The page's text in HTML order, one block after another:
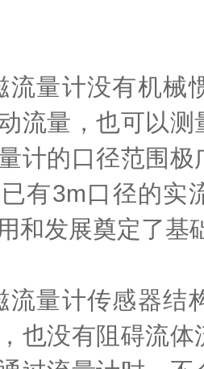
流量计没有机械
流量，也可以
计的口径范围
有3m口径的实
和发展奠定了基
流量计传感器结
也没有阻碍流